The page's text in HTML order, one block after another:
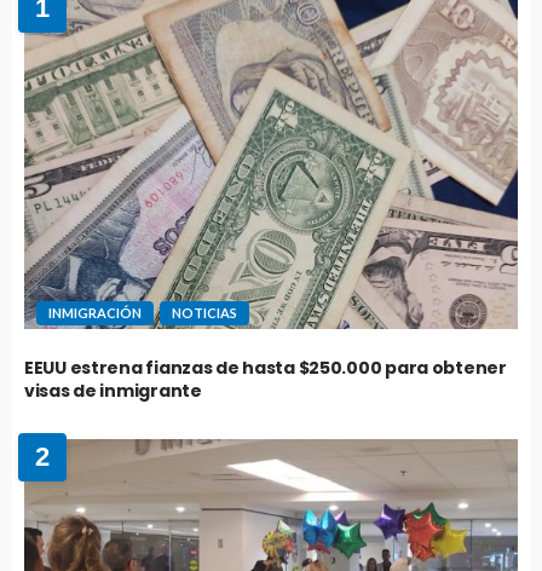
1
INMIGRACIÓN NOTICIAS
EEUU estrena fianzas de hasta $250.000 para obtener
visas de inmigrante
2